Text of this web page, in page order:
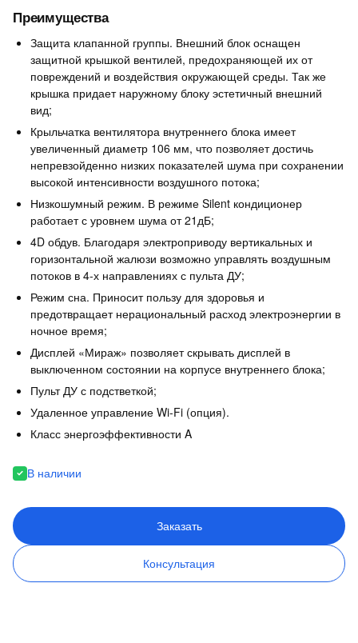
Преимущества
Защита клапанной группы. Внешний блок оснащен
защитной крышкой вентилей, предохраняющей их от
повреждений и воздействия окружающей среды. Так же
крышка придает наружному блоку эстетичный внешний
вид;
Крыльчатка вентилятора внутреннего блока имеет
увеличенный диаметр 106 мм, что позволяет достичь
непревзойденно низких показателей шума при сохранении
высокой интенсивности воздушного потока;
Низкошумный режим. В режиме Silent кондиционер
работает с уровнем шума от 21дБ;
4D обдув. Благодаря электроприводу вертикальных и
горизонтальной жалюзи возможно управлять воздушным
потоков в 4-х направлениях с пульта ДУ;
Режим сна. Приносит пользу для здоровья и
предотвращает нерациональный расход электроэнергии в
ночное время;
Дисплей «Мираж» позволяет скрывать дисплей в
выключенном состоянии на корпусе внутреннего блока;
Пульт ДУ с подстветкой;
Удаленное управление Wi-Fi (опция).
Класс энергоэффективности A
В наличии
Заказать
Консультация